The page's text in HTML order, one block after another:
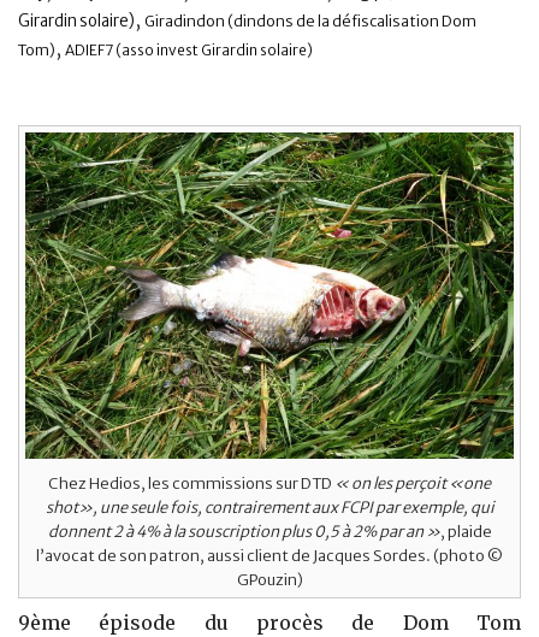
Girardin solaire), Giradindon (dindons de la défiscalisation Dom
Tom) , ADIEF7 (asso invest Girardin solaire)
Chez Hedios, les commissions sur DTD « on les perçoit «one
shot», une seule fois, contrairement aux FCPI par exemple, qui
donnent 2 à 4% à la souscription plus 0,5 à 2% par an », plaide
l’avocat de son patron, aussi client de Jacques Sordes. (photo ©
GPouzin)
9ème épisode du procès de Dom Tom